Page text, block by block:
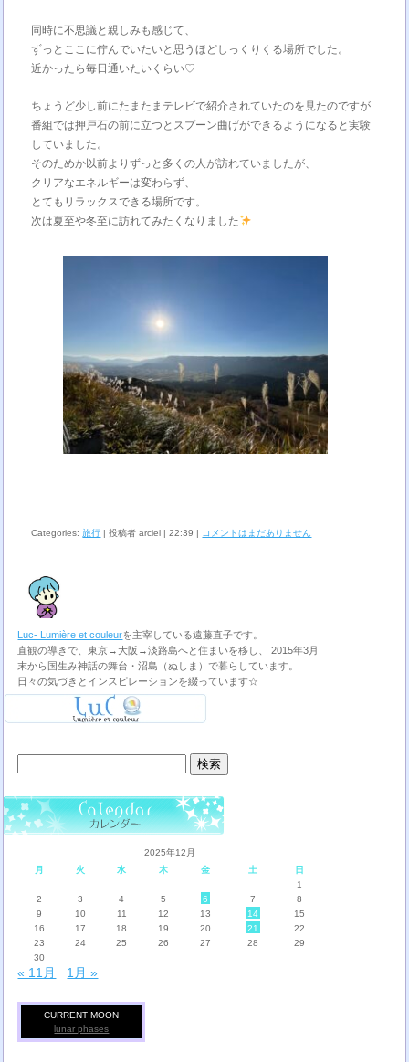
同時に不思議と親しみも感じて、
ずっとここに佇んでいたいと思うほどしっくりくる場所でした。
近かったら毎日通いたいくらい♡
ちょうど少し前にたまたまテレビで紹介されていたのを見たのですが
番組では押戸石の前に立つとスプーン曲げができるようになると実験
していました。
そのためか以前よりずっと多くの人が訪れていましたが、
クリアなエネルギーは変わらず、
とてもリラックスできる場所です。
次は夏至や冬至に訪れてみたくなりました
Categories:旅行 | 投稿者 arciel | 22:39 | コメントはまだありません
Luc- Lumière et couleurを主宰している遠藤直子です。
直観の導きで、東京→大阪→淡路島へと住まいを移し、 2015年3月
末から国生み神話の舞台・沼島（ぬしま）で暮らしています。
日々の気づきとインスピレーションを綴っています☆
索:
2025年12月
月
火 水 木 金 土
日
1
2
3 4 5 6 7
8
9
10 11 12 13 14
15
16
17 18 19 20 21
22
23
24 25 26 27 28
29
30
« 11月 1月 »
CURRENT MOON
lunar phases